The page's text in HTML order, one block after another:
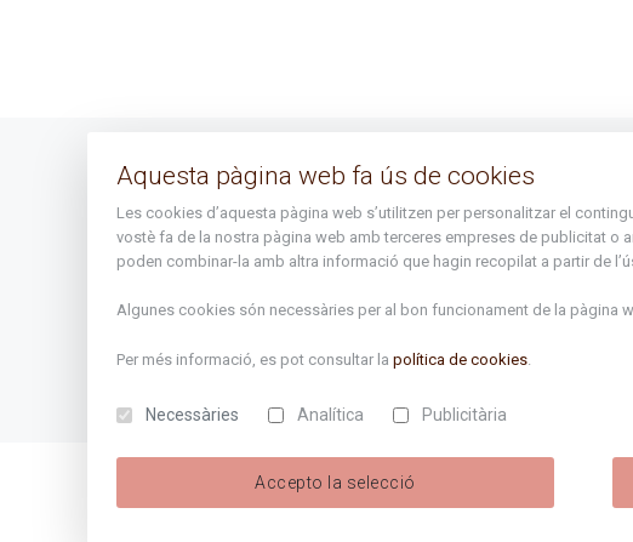
Avís legal
Mapa del lloc
Aquesta pàgina web fa ús de cookies
Les cookies d’aquesta pàgina web s’utilitzen per personalitzar el
vostè fa de la nostra pàgina web amb terceres empreses de publicitat o
poden combinar-la amb altra informació que hagin recopilat a partir de
Algunes cookies són necessàries per al bon funcionament de la pàgina
Per més informació, es pot consultar la política de cookies.
Necessàries Analítica Publicitària
Accepto la selecció